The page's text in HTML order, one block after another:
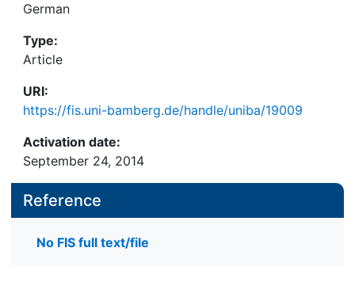
German
Type:
Article
URI:
https://fis.uni-bamberg.de/handle/uniba/19009
Activation date:
September 24, 2014
Reference
No FIS full text/file